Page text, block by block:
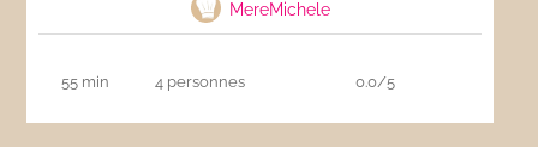
MereMichele
55 min 4 personnes 0.0/5